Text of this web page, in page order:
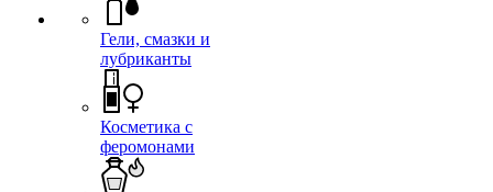
Гели, смазки и
лубриканты
Косметика с
феромонами